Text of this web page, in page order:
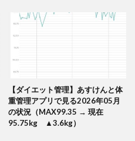
【ダイエット管理】あすけんと体
重管理アプリで見る2026年05月
の状況（MAX99.35 → 現在
95.75kg ▲3.6kg）